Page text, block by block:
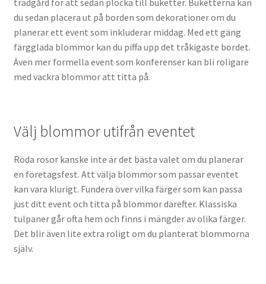
du sedan placera ut på borden som dekorationer om du
planerar ett event som inkluderar middag. Med ett gäng
färgglada blommor kan du piffa upp det tråkigaste bordet.
Även mer formella event som konferenser kan bli roligare
med vackra blommor att titta på.
Välj blommor utifrån eventet
Röda rosor kanske inte är det bästa valet om du planerar
en företagsfest. Att välja blommor som passar eventet
kan vara klurigt. Fundera över vilka färger som kan passa
just ditt event och titta på blommor därefter. Klassiska
tulpaner går ofta hem och finns i mängder av olika färger.
Det blir även lite extra roligt om du planterat blommorna
själv.